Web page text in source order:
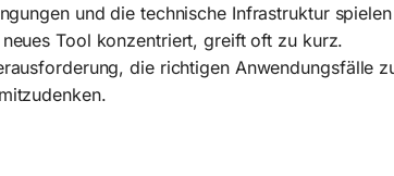
und die technische Infrastruktur
Tool konzentriert, greift oft zu kurz.
die richtigen Anwendungsfälle